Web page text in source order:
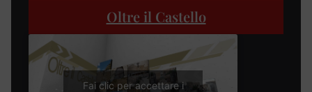
Oltre il Castello
Fai clic per accettare i